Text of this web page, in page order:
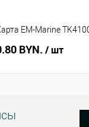
EM-Marine
BYN. / шт